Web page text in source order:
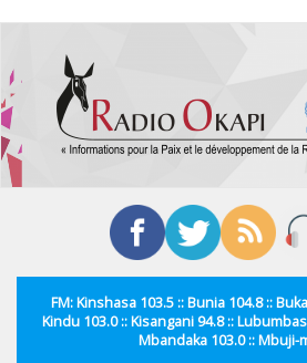
contenu
principal
FM: Kinshasa 103.5 :: Bunia 104.8 ::
Kindu 103.0 :: Kisangani 94.8 ::
Mbandaka 103.0 :: Mbuji-